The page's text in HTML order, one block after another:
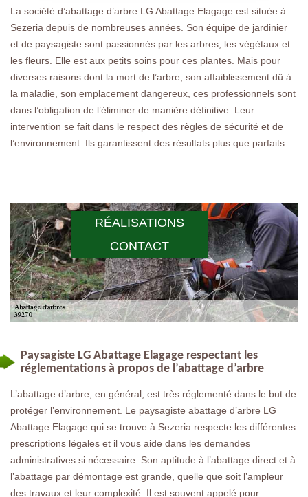
RÉALISATIONS
CONTACT
La société d’abattage d’arbre LG Abattage Elagage est située à
Sezeria depuis de nombreuses années. Son équipe de jardinier
et de paysagiste sont passionnés par les arbres, les végétaux et
les fleurs. Elle est aux petits soins pour ces plantes. Mais pour
diverses raisons dont la mort de l’arbre, son affaiblissement dû à
la maladie, son emplacement dangereux, ces professionnels sont
dans l’obligation de l’éliminer de manière définitive. Leur
intervention se fait dans le respect des règles de sécurité et de
l’environnement. Ils garantissent des résultats plus que parfaits.
Paysagiste LG Abattage Elagage respectant les
réglementations à propos de l’abattage d’arbre
L’abattage d’arbre, en général, est très réglementé dans le but de
protéger l’environnement. Le paysagiste abattage d’arbre LG
Abattage Elagage qui se trouve à Sezeria respecte les différentes
prescriptions légales et il vous aide dans les demandes
administratives si nécessaire. Son aptitude à l’abattage direct et à
l’abattage par démontage est grande, quelle que soit l’ampleur
des travaux et leur complexité. Il est souvent appelé pour